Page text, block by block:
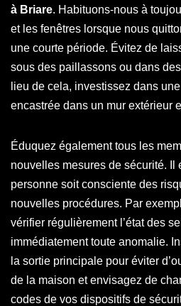
à Briare. Habituons-nous à
et les fenêtres lorsque nous
une courte période. Évitez de
sous des paillassons ou dans
lieu de cela, investissez dans
encastrée dans un mur extérieur
Éduquez également tous les
nouvelles mesures de sécurité. Il
personne soit consciente des
nouvelles procédures. Par
vérifier régulièrement l’état des
immédiatement toute anomalie.
la sortie principale pour éviter
de la maison et envisagez de
codes de vos dispositifs de